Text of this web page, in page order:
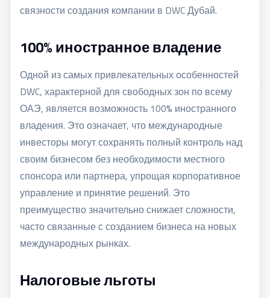
связности создания компании в DWC Дубай.
100% иностранное владение
Одной из самых привлекательных особенностей
DWC, характерной для свободных зон по всему
ОАЭ, является возможность 100% иностранного
владения. Это означает, что международные
инвесторы могут сохранять полный контроль над
своим бизнесом без необходимости местного
спонсора или партнера, упрощая корпоративное
управление и принятие решений. Это
преимущество значительно снижает сложности,
часто связанные с созданием бизнеса на новых
международных рынках.
Налоговые льготы